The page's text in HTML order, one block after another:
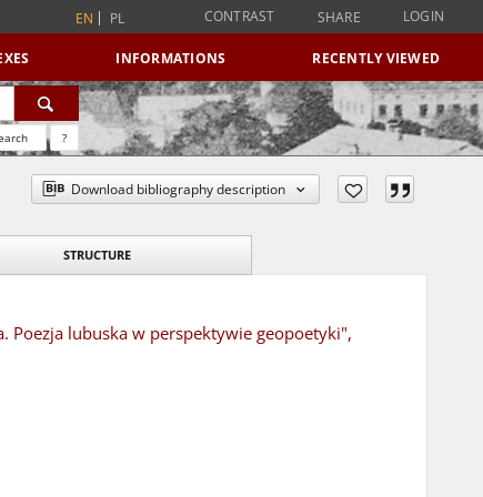
EN PL CONTRAST SHARE LOGIN
INFORMATIONS RECENTLY VIEWED
?
Download bibliography description
STRUCTURE
Poezja lubuska w perspektywie geopoetyki",